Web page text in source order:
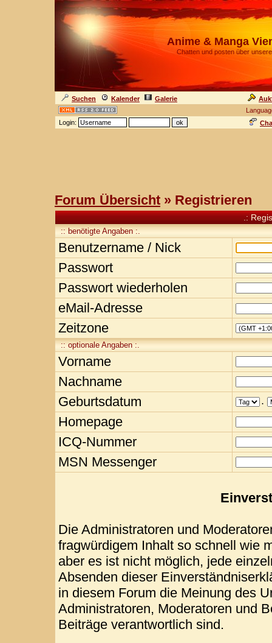
Anime & Manga
Chatten und posten über
Suchen Kalender Galerie
Login:
Forum Übersicht » Registrieren
.:
:: benötigte Angaben :.
Benutzername / Nick
Passwort
Passwort wiederholen
eMail-Adresse
Zeitzone
:: optionale Angaben :.
Vorname
Nachname
Geburtsdatum
.
Homepage
ICQ-Nummer
MSN Messenger
Die Administratoren und
fragwürdigem Inhalt so schnell wie
aber es ist nicht möglich, jede
Absenden dieser
in diesem Forum die Meinung des
Administratoren, Moderatoren und
Beiträge verantwortlich sind.